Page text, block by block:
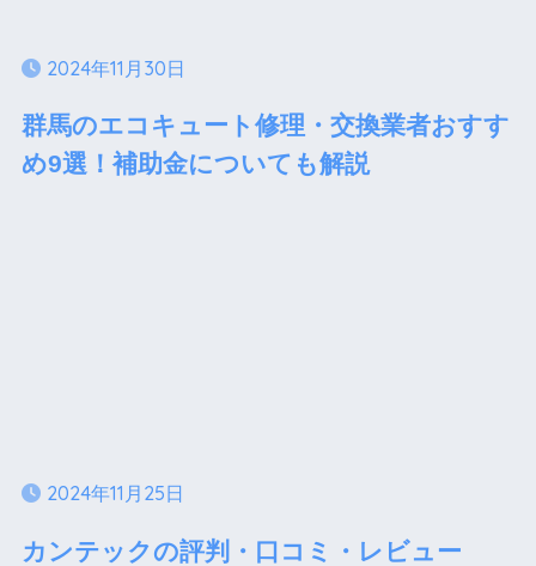
2024年11月30日
群馬のエコキュート修理・交換業者おすす
め9選！補助金についても解説
2024年11月25日
カンテックの評判・口コミ・レビュー